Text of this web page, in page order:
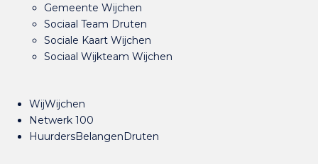
Gemeente Wijchen
Sociaal Team Druten
Sociale Kaart Wijchen
Sociaal Wijkteam Wijchen
WijWijchen
Netwerk 100
HuurdersBelangenDruten